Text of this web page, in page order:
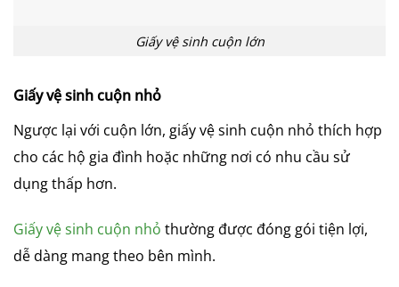
Giấy vệ sinh cuộn lớn
Giấy vệ sinh cuộn nhỏ
Ngược lại với cuộn lớn, giấy vệ sinh cuộn nhỏ thích hợp
cho các hộ gia đình hoặc những nơi có nhu cầu sử
dụng thấp hơn.
Giấy vệ sinh cuộn nhỏ thường được đóng gói tiện lợi,
dễ dàng mang theo bên mình.